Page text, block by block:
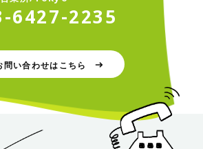
-6427-2235
問い合わせはこちら